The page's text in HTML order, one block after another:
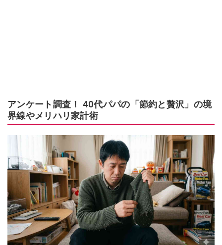
アンケート調査！ 40代パパの「節約と贅沢」の境
界線やメリハリ家計術